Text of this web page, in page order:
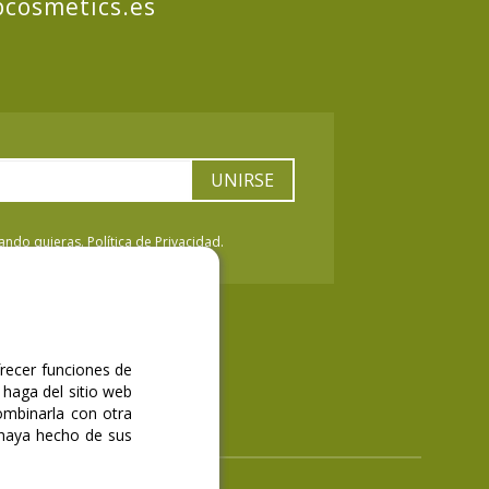
funciones de
del sitio web
con otra
hecho de sus
UNIRSE
quieras. Política de Privacidad.